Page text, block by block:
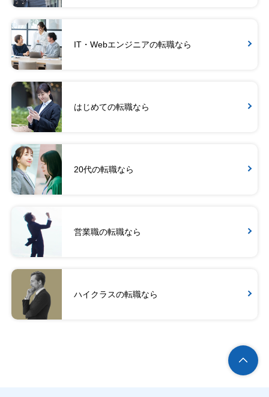
IT・Webエンジニアの転職なら
はじめての転職なら
20代の転職なら
営業職の転職なら
ハイクラスの転職なら